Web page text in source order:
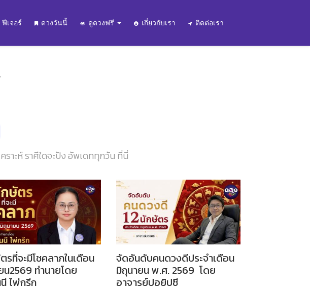
ฟีเจอร์ ดวงวันนี้ ดูดวงฟรี เกี่ยวกับเรา ติดต่อเรา
าะห์ ราศีใดจะปัง อัพเดททุกวัน ที่นี่
รที่จะมีโชคลาภในเดือน
น2569 ทำนายโดย
ไพ่กรีก
จัดอันดับคนดวงดีประจำเดือน
มิถุนายน พ.ศ. 2569 โดย
อาจารย์ปอยิปซี